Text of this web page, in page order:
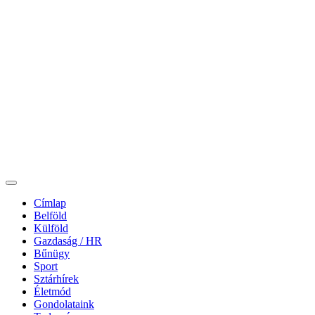
Címlap
Belföld
Külföld
Gazdaság / HR
Bűnügy
Sport
Sztárhírek
Életmód
Gondolataink